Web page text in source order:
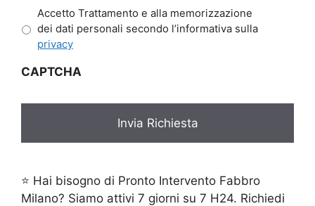
Accetto Trattamento e alla memorizzazione
dei dati personali secondo l’informativa sulla
privacy
CAPTCHA
⭐ Hai bisogno di Pronto Intervento Fabbro
Milano? Siamo attivi 7 giorni su 7 H24. Richiedi